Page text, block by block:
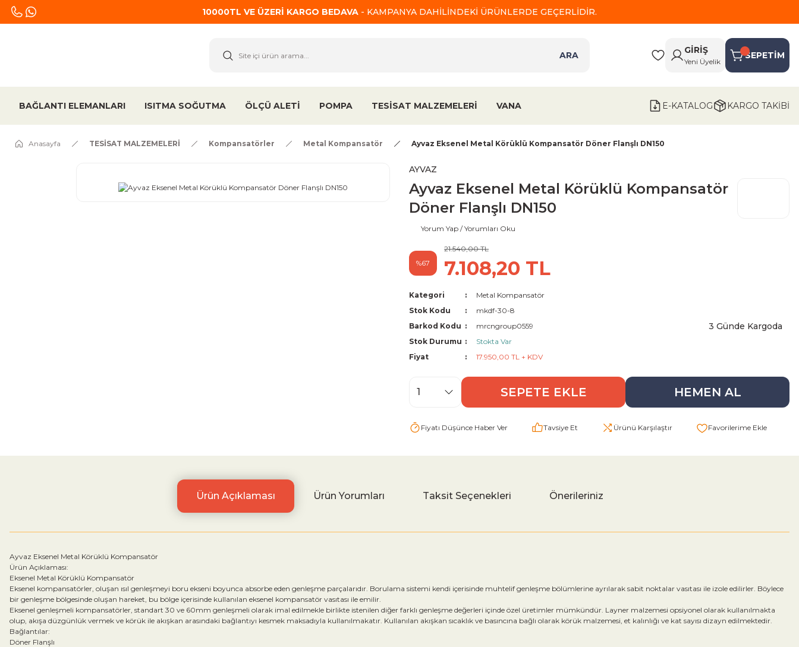
10000TL VE ÜZERİ KARGO BEDAVA - KAMPANYA DAHİLİNDEKİ ÜRÜNLERDE GEÇERLİDİR.
ARA
GİRİŞ
Yeni Üyelik
SEPETİM
BAĞLANTI ELEMANLARI ISITMA SOĞUTMA ÖLÇÜ ALETİ POMPA TESİSAT MALZEMELERİ VANA E-KATALOG KARGO TAKİBİ
Anasayfa TESİSAT MALZEMELERİ Kompansatörler Metal Kompansatör Ayvaz Eksenel Metal Körüklü Kompansatör Döner Flanşlı DN150
AYVAZ
Ayvaz Eksenel Metal Körüklü Kompansatör
Döner Flanşlı DN150
Yorum Yap / Yorumları Oku
%67
21.540,00 TL
7.108,20 TL
Kategori
Metal Kompansatör
Stok Kodu
mkdf-30-8
Barkod Kodu
mrcngroup0559
Stok Durumu
Stokta Var
Fiyat
17.950,00 TL + KDV
3 Günde Kargoda
SEPETE EKLE HEMEN AL
Fiyatı Düşünce Haber Ver Tavsiye Et Ürünü Karşılaştır
Ürün Açıklaması Ürün Yorumları Taksit Seçenekleri Önerileriniz
Ayvaz Eksenel Metal Körüklü Kompansatör
Ürün Açıklaması:
Eksenel Metal Körüklü Kompansatör
Eksenel kompansatörler, oluşan ısıl genleşmeyi boru ekseni boyunca absorbe eden genleşme parçalarıdır. Borulama sistemi kendi içerisinde muhtelif genleşme bölümlerine ayrılarak sabit noktalar vasıtası ile izole edilirler. Böylece
bir genleşme bölgesinde oluşan hareket, bu bölge içerisinde kullanılan eksenel kompansatör vasıtası ile emilir.
Eksenel genleşmeli kompansatörler, standart 30 ve 60mm genleşmeli olarak imal edilmekle birlikte istenilen diğer farklı genleşme değerleri içinde özel üretimler mümkündür. Layner malzemesi opsiyonel olarak kullanılmakta
olup, akışa düzgünlük vermek ve körük ile akışkan arasındaki bağlantıyı kesmek maksadıyla kullanılmakatır. Kullanılan akışkan sıcaklık ve basıncına bağlı olarak körük malzemesi, et kalınlığı ve kat sayısı dizayn edilmektedir.
Bağlantılar:
Döner Flanşlı